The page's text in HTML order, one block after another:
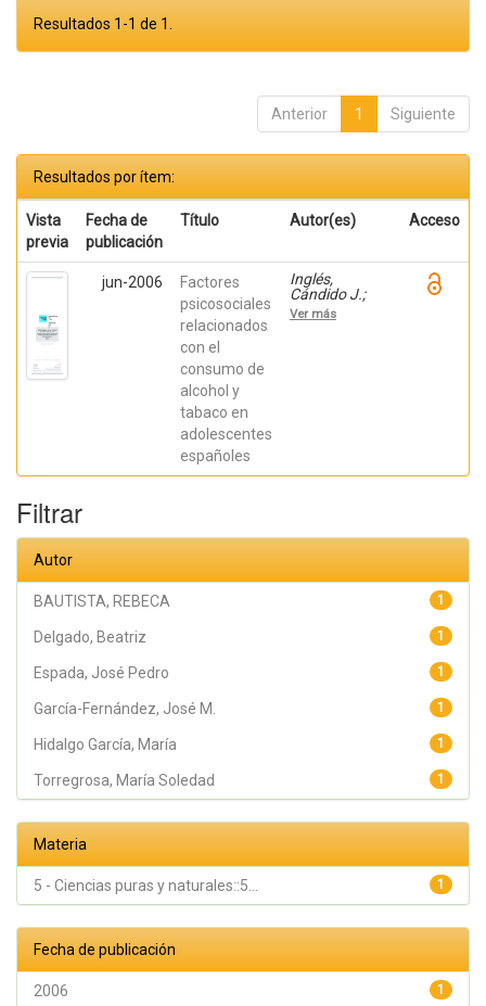
Resultados 1-1 de 1.
Anterior 1 Siguiente
Resultados por ítem:
Vista
previa
Fecha de
publicación
Título Autor(es) Acceso
jun-2006
Factores
psicosociales
relacionados
con el
consumo de
alcohol y
tabaco en
adolescentes
españoles
Inglés,
Cándido J.;
Delgado,
Beatriz;
García, María;
Ver más
Filtrar
Autor
1
BAUTISTA, REBECA
1
Delgado, Beatriz
1
Espada, José Pedro
1
García-Fernández, José M.
1
Hidalgo García, María
1
Torregrosa, María Soledad
Materia
1
5 - Ciencias puras y naturales::5...
Fecha de publicación
1
2006